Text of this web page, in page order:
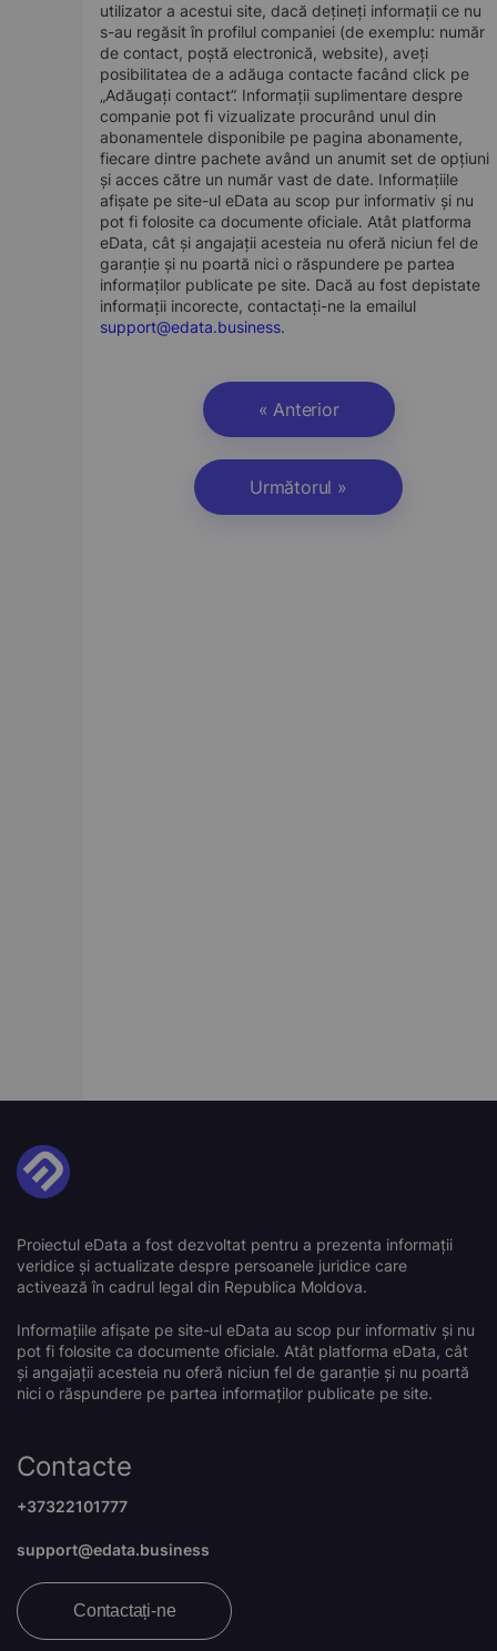
utilizator a acestui site, dacă dețineți informații ce nu
s-au regăsit în profilul companiei (de exemplu: număr
de contact, poștă electronică, website), aveți
posibilitatea de a adăuga contacte facând click pe
„Adăugați contact”. Informații suplimentare despre
companie pot fi vizualizate procurând unul din
abonamentele disponibile pe pagina abonamente,
fiecare dintre pachete având un anumit set de opțiuni
și acces către un număr vast de date. Informațiile
afișate pe site-ul eData au scop pur informativ și nu
pot fi folosite ca documente oficiale. Atât platforma
eData, cât și angajații acesteia nu oferă niciun fel de
garanție și nu poartă nici o răspundere pe partea
informaților publicate pe site. Dacă au fost depistate
informații incorecte, contactați-ne la emailul
support@edata.business.
« Anterior
Următorul »
Proiectul eData a fost dezvoltat pentru a prezenta informații
veridice și actualizate despre persoanele juridice care
activează în cadrul legal din Republica Moldova.
Informațiile afișate pe site-ul eData au scop pur informativ și nu
pot fi folosite ca documente oficiale. Atât platforma eData, cât
și angajații acesteia nu oferă niciun fel de garanție și nu poartă
nici o răspundere pe partea informaților publicate pe site.
Contacte
+37322101777
support@edata.business
Contactați-ne